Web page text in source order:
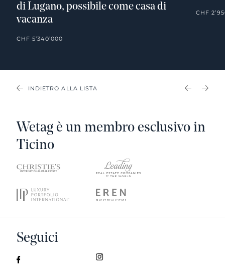
di Lugano, possibile come casa di
vacanza
CHF 5’340’000
CHF
INDIETRO ALLA LISTA
Wetag è un membro esclusivo in
Ticino
Seguici